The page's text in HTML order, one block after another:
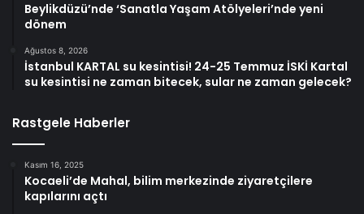
Beylikdüzü’nde ‘Sanatla Yaşam Atölyeleri’nde yeni
dönem
Ağustos 8, 2026
İstanbul KARTAL su kesintisi! 24-25 Temmuz İSKİ Kartal
su kesintisi ne zaman bitecek, sular ne zaman gelecek?
Rastgele Haberler
Kasım 16, 2025
Kocaeli’de Mahal, bilim merkezinde ziyaretçilere
kapılarını açtı